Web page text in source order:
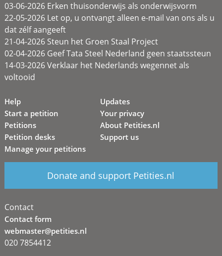
03-06-2026 Erken thuisonderwijs als onderwijsvorm
22-05-2026 Let op, u ontvangt alleen e-mail van ons als u
dat zélf aangeeft
21-04-2026 Steun het Groen Staal Project
02-04-2026 Geef Tata Steel Nederland geen staatssteun
14-03-2026 Verklaar het Nederlands wegennet als
voltooid
Help
Start a petition
Petitions
Petition desks
Manage your petitions
Updates
Your privacy
About Petities.nl
Support us
Donate and support Petities.nl
Contact
Contact form
webmaster@petities.nl
020 7854412